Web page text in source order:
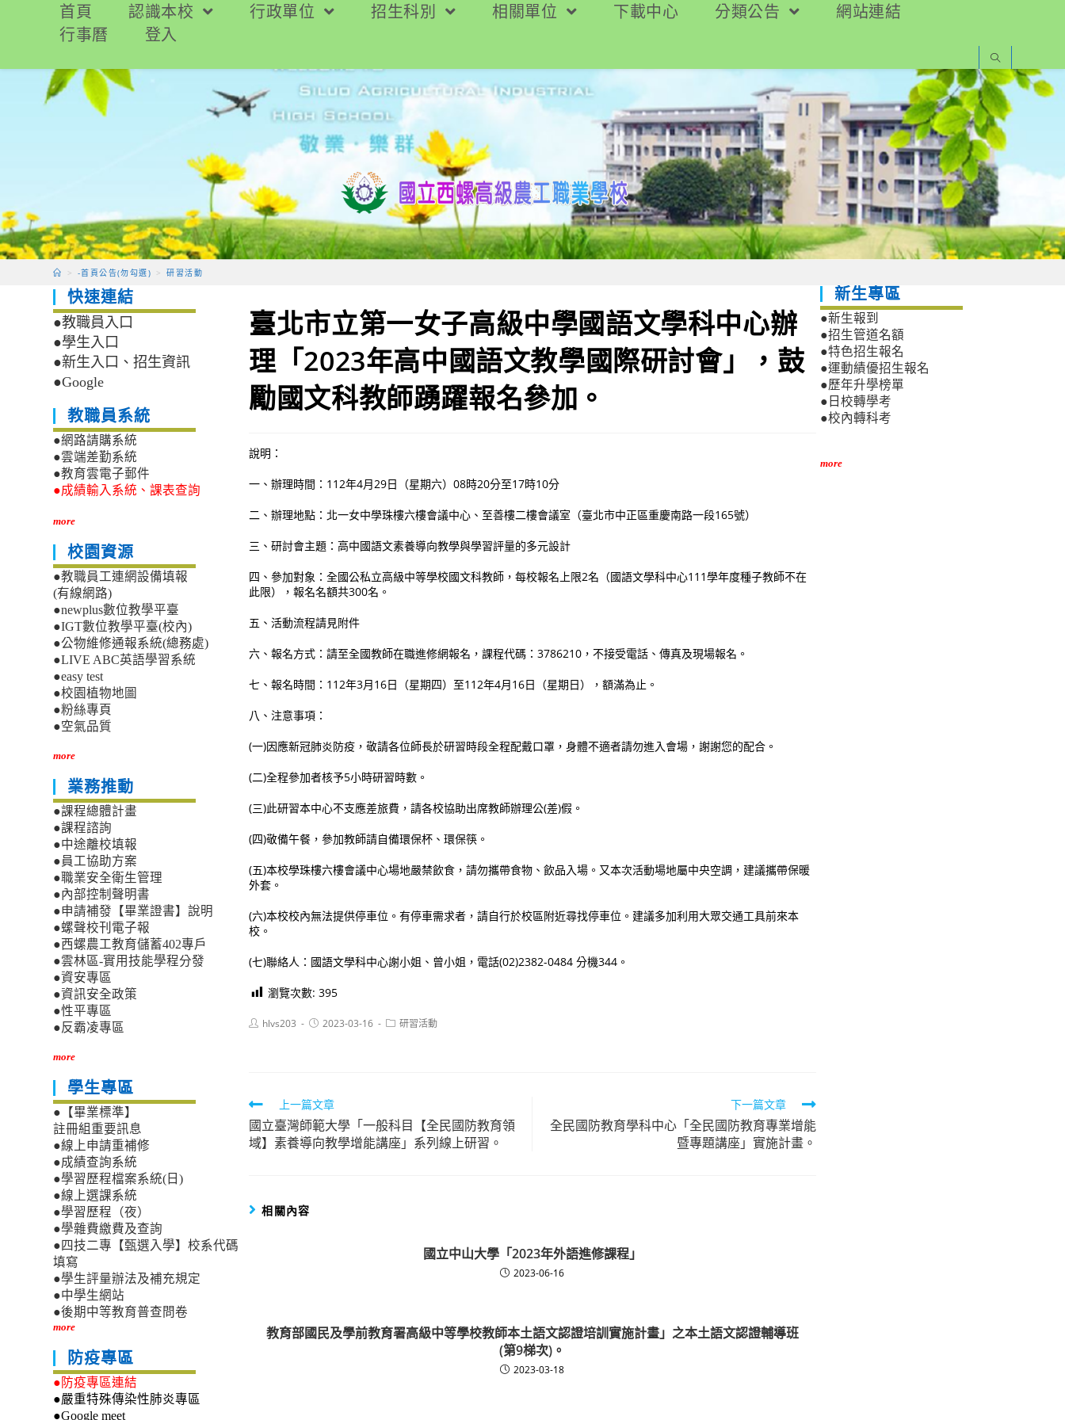
要
首頁 認識本校 行政單位 招生科別 相關單位 下載中心 分類公告
網站連結
行事曆
登入
> -首頁公告(勿勾選) > 研習活動
臺北市立第一女子高級中學國語文學科中心辦
理「2023年高中國語文教學國際研討會」，鼓
勵國文科教師踴躍報名參加。
說明：
一、辦理時間：112年4月29日（星期六）08時20分至17時10分
二、辦理地點：北一女中學珠樓六樓會議中心、至善樓二樓會議室（臺北市中正區重慶南路一段165號）
三、研討會主題：高中國語文素養導向教學與學習評量的多元設計
四、參加對象：全國公私立高級中等學校國文科教師，每校報名上限2名（國語文學科中心111學年度種子教師不在
此限），報名名額共300名。
五、活動流程請見附件
六、報名方式：請至全國教師在職進修網報名，課程代碼：3786210，不接受電話、傳真及現場報名。
七、報名時間：112年3月16日（星期四）至112年4月16日（星期日），額滿為止。
八、注意事項：
(一)因應新冠肺炎防疫，敬請各位師長於研習時段全程配戴口罩，身體不適者請勿進入會場，謝謝您的配合。
(二)全程參加者核予5小時研習時數。
(三)此研習本中心不支應差旅費，請各校協助出席教師辦理公(差)假。
(四)敬備午餐，參加教師請自備環保杯、環保筷。
(五)本校學珠樓六樓會議中心場地嚴禁飲食，請勿攜帶食物、飲品入場。又本次活動場地屬中央空調，建議攜帶保暖
外套。
(六)本校校內無法提供停車位。有停車需求者，請自行於校區附近尋找停車位。建議多加利用大眾交通工具前來本
校。
(七)聯絡人：國語文學科中心謝小姐、曾小姐，電話(02)2382-0484 分機344。
瀏覽次數: 395
Posthlvs203
Post2023-03-16
Post研習活動
Read
more
articles
上一篇文章
國立臺灣師範大學「一般科目【全民國防教育領
域】素養導向教學增能講座」系列線上研習。
下一篇文章
全民國防教育學科中心「全民國防教育專業增能
暨專題講座」實施計畫。
相關內容
國立中山大學「2023年外語進修課程」
2023-06-16
教育部國民及學前教育署高級中等學校教師本土語文認證培訓實施計畫」之本土語文認證輔導班
(第9梯次)。
2023-03-18
快速連結
●教職員入口
●學生入口
●新生入口、招生資訊
●Google
教職員系統
●網路請購系統
●雲端差勤系統
●教育雲電子郵件
●成績輸入系統、課表查詢
more
校園資源
●教職員工連網設備填報
(有線網路)
●newplus數位教學平臺
●IGT數位教學平臺(校內)
●公物維修通報系統(總務處)
●LIVE ABC英語學習系統
●easy test
●校園植物地圖
●粉絲專頁
●空氣品質
more
業務推動
●課程總體計畫
●課程諮詢
●中途離校填報
●員工協助方案
●職業安全衛生管理
●內部控制聲明書
●申請補發【畢業證書】說明
●螺聲校刊電子報
●西螺農工教育儲蓄402專戶
●雲林區-實用技能學程分發
●資安專區
●資訊安全政策
●性平專區
●反霸凌專區
more
學生專區
●【畢業標準】
註冊組重要訊息
●線上申請重補修
●成績查詢系統
●學習歷程檔案系統(日)
●線上選課系統
●學習歷程（夜）
●學雜費繳費及查詢
●四技二專【甄選入學】校系代碼
填寫
●學生評量辦法及補充規定
●中學生網站
●後期中等教育普查問卷
more
防疫專區
●防疫專區連結
●嚴重特殊傳染性肺炎專區
●Google meet
新生專區
●新生報到
●招生管道名額
●特色招生報名
●運動績優招生報名
●歷年升學榜單
●日校轉學考
●校內轉科考
more